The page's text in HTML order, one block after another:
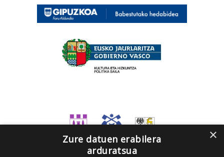
×
Zure datuen erabilera
arduratsua